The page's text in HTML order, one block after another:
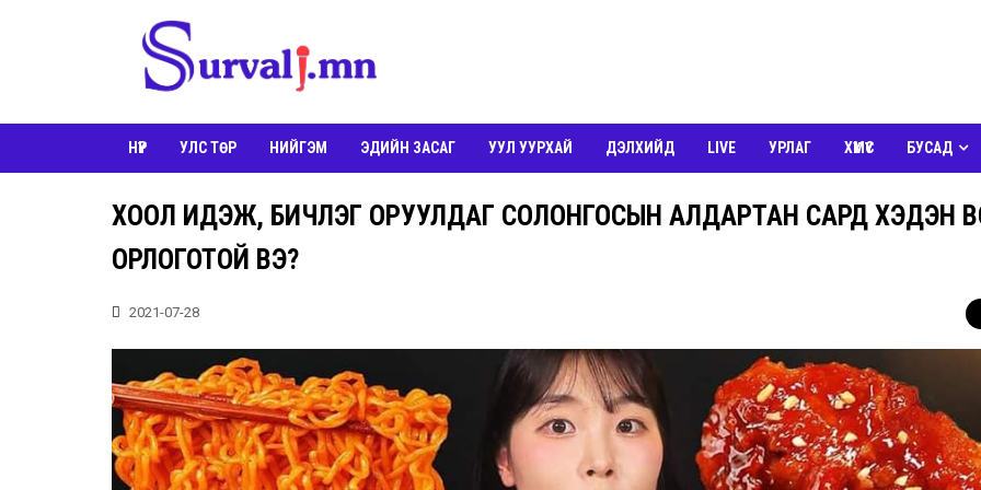
НҮҮР УЛС ТӨР НИЙГЭМ ЭДИЙН ЗАСАГ УУЛ УУРХАЙ ДЭЛХИЙД LIVE УРЛАГ ХҮМҮҮС БУСАД
ХООЛ ИДЭЖ, БИЧЛЭГ ОРУУЛДАГ СОЛОНГОСЫН АЛДАРТАН САРД ХЭДЭН
ОРЛОГОТОЙ ВЭ?
2021-07-28